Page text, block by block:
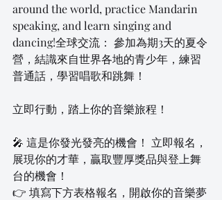
around the world, practice Mandarin
speaking, and learn singing and
dancing!全球交流： 參加為期3天的夏令
營，結識來自世界各地的青少年，練習
普通話，學習唱歌和跳舞！
立即行動，踏上你的音樂旅程！
🎤 這是你發光發亮的機會！ 立即報名，
展現你的才華，贏取豐厚獎品與登上舞
台的機會！
👉 填寫下方表格報名，開啟你的音樂夢